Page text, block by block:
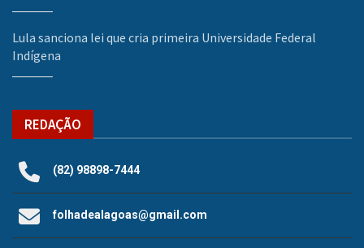
Lula sanciona lei que cria primeira Universidade Federal
Indígena
REDAÇÃO
(82) 98898-7444
folhadealagoas@gmail.com